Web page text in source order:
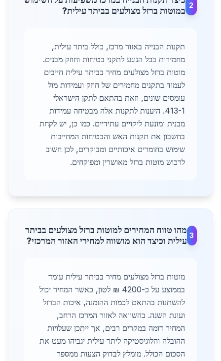
2
במוטות ברזל מצולעים בביתר עילית?
תקנות הבנייה באזור מרכז, כולל ביתר עילית,
מחמירות בכל הנוגע לתקני בטיחות וחוזק מבנים.
מוטות ברזל מצולעים מחיר בביתר עילית חייבים
לעמוד בתקנים מחמירים של חוזק ועמידות מול
עומסים שונים, וזאת בהתאם לתקן הישראלי
413-1. היענות לתקנות אלה מבטיחה עמידות
מבנית ומונעת ליקויים עתידיים. כמו כן, יש לקחת
בחשבון את תקנות האש והבטיחות המחייבות
שימוש בחומרים איכותיים ומבוקרים, לכן חשוב
לרכוש מוטות ברזל מאושרין ומפוקחים.
3
מהו טווח המחירים למוטות ברזל מצולעים בביתר
עילית וכיצד הוא מושווה למחירי האזור המרכזי?
מוטות ברזל מצולעים מחיר בביתר עילית עומד
בממוצע על כ-4200 ₪ לטון, כאשר המחיר יכול
להשתנות בהתאם לכמות ההזמנה, איכות הברזל
ועונת השנה. בהשוואה לאזור המרכז הרחב,
המחיר דומה במקרים רבים, אך ייתכן שעלויות
ההובלה והלוגיסטיקה ליתר עילית יגביהו מעט את
הסכום הכולל. מומלץ לבדוק הצעות ממספר